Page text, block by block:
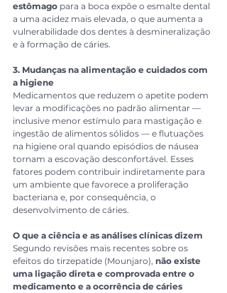
estômago para a boca expõe o esmalte dental
a uma acidez mais elevada, o que aumenta a
vulnerabilidade dos dentes à desmineralização
e à formação de cáries.
3. Mudanças na alimentação e cuidados com
a higiene
Medicamentos que reduzem o apetite podem
levar a modificações no padrão alimentar —
inclusive menor estímulo para mastigação e
ingestão de alimentos sólidos — e flutuações
na higiene oral quando episódios de náusea
tornam a escovação desconfortável. Esses
fatores podem contribuir indiretamente para
um ambiente que favorece a proliferação
bacteriana e, por consequência, o
desenvolvimento de cáries.
O que a ciência e as análises clínicas dizem
Segundo revisões mais recentes sobre os
efeitos do tirzepatide (Mounjaro), não existe
uma ligação direta e comprovada entre o
medicamento e a ocorrência de cáries